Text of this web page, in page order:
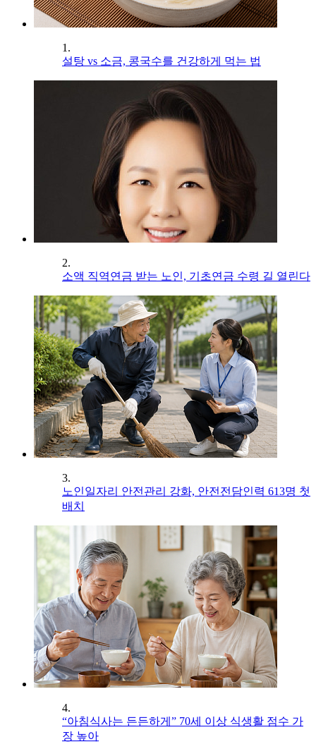
1.
설탕 vs 소금, 콩국수를 건강하게 먹는 법
2.
소액 직역연금 받는 노인, 기초연금 수령 길 열린다
3.
노인일자리 안전관리 강화, 안전전담인력 613명 첫
배치
4.
“아침식사는 든든하게” 70세 이상 식생활 점수 가
장 높아